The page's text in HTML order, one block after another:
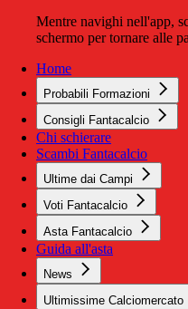
Mentre navighi nell'app,
schermo per tornare alle
Home
Probabili Formazioni
Consigli Fantacalcio
Chi schierare
Scambi Fantacalcio
Ultime dai Campi
Voti Fantacalcio
Asta Fantacalcio
Guida all'asta
News
Ultimissime Calciomercato